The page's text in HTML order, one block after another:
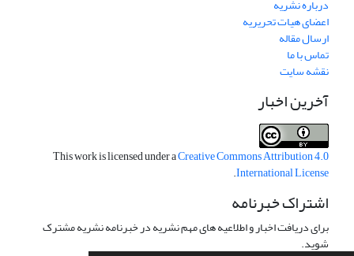
درباره نشریه
اعضای هیات تحریریه
ارسال مقاله
تماس با ما
نقشه سایت
آخرین اخبار
This work is licensed under aCreative Commons Attribution 4.0
International License
.
اشتراک خبرنامه
برای دریافت اخبار و اطلاعیه های مهم نشریه در خبرنامه نشریه مشترک
شوید.